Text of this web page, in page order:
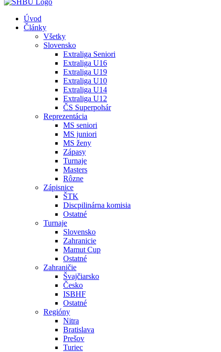
Úvod
Články
Všetky
Slovensko
Extraliga Seniori
Extraliga U16
Extraliga U19
Extraliga U10
Extraliga U14
Extraliga U12
ČS Superpohár
Reprezentácia
MS seniori
MS juniori
MS ženy
Zápasy
Turnaje
Masters
Rôzne
Zápisnice
ŠTK
Discpilinárna komisia
Ostatné
Turnaje
Slovensko
Zahranicie
Mamut Cup
Ostatné
Zahraničie
Švajčiarsko
Česko
ISBHF
Ostatné
Regióny
Nitra
Bratislava
Prešov
Turiec